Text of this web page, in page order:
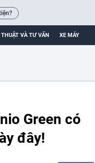
THUẬT VÀ TƯ VẤN XE MÁY
Green có
đây!